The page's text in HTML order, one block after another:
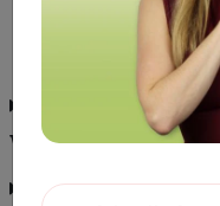
Krem do twarzy z
witaminą C
Tonik do twarzy z